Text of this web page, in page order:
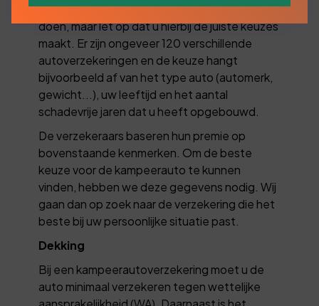
een WA-verzekering af te sluiten. Dit is snel te
doen, maar let op dat u hierbij de juiste keuzes
maakt. Er zijn ongeveer 120 verschillende
autoverzekeringen en de keuze hangt
bijvoorbeeld af van het type auto (automerk,
gewicht...), uw leeftijd en het aantal
schadevrije jaren dat u heeft opgebouwd.
De verzekeraars baseren hun premie op
bovenstaande kenmerken. Om de beste
keuze voor de kampeerauto te kunnen
vinden, hebben we deze gegevens nodig. Wij
gaan dan op zoek naar de verzekering die het
beste bij uw persoonlijke situatie past.
Dekking
Bij een kampeerautoverzekering moet u de
auto minimaal verzekeren tegen wettelijke